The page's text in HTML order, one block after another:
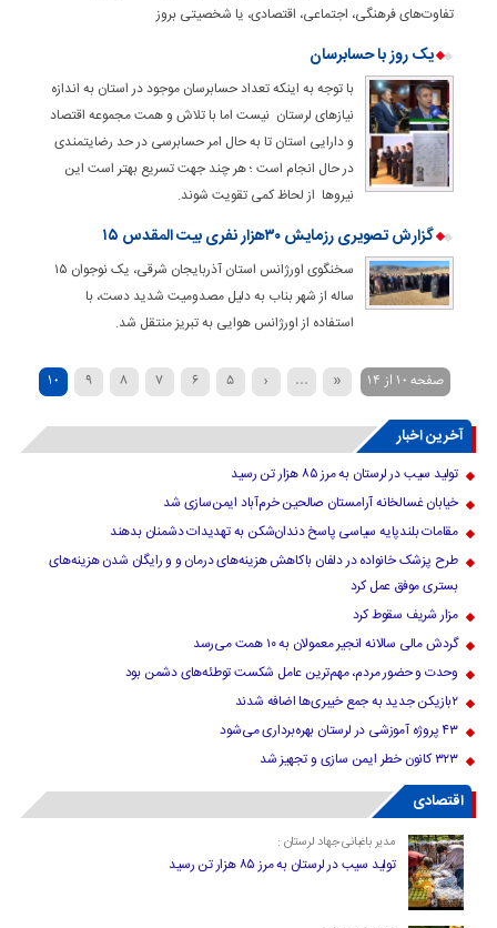
تفاوت‌های فرهنگی، اجتماعی، اقتصادی، یا شخصیتی بروز
یک روز با حسابرسان
با توجه به اینکه تعداد حسابرسان موجود در استان به اندازه
نیازهای لرستان نیست اما با تلاش و همت مجموعه اقتصاد
و دارایی استان تا به حال امر حسابرسی در حد رضایتمندی
در حال انجام است ؛ هر چند جهت تسریع بهتر است این
نیروها از لحاظ کمی تقویت شوند.
گزارش تصویری رزمایش ۳۰هزار نفری بیت المقدس ۱۵
سخنگوی اورژانس استان آذربایجان شرقی، یک نوجوان ۱۵
ساله از شهر بناب به دلیل مصدومیت شدید دست، با
استفاده از اورژانس هوایی به تبریز منتقل شد.
صفحه ۱۰ از ۱۴ «
...
‹ ۵ ۶ ۷ ۸ ۹
۱۰
۱۱
۱۲ ۱۳ ۱۴ › آخرین اخبار
تولید سیب در لرستان به مرز ۸۵ هزار تن رسید
خیابان غسالخانه آرامستان صالحین خرم‌آباد ایمن‌سازی شد
مقامات بلندپایه سیاسی پاسخ دندان‌شکن به تهدیدات دشمنان بدهند
طرح پزشک خانواده در دلفان باکاهش هزینه‌های درمان و و رایگان شدن هزینه‌های
بستری موفق عمل کرد
مزار شریف سقوط کرد
گردش مالی سالانه انجیر معمولان به ۱۰ همت می‌رسد
وحدت و حضور مردم، مهم‌ترین عامل شکست توطئه‌های دشمن بود
۲بازیکن جدید به جمع خیبری‌ها اضافه شدند
۴۳ پروژه آموزشی در لرستان بهره‌برداری می‌شود
۳۲۳ کانون خطر ایمن سازی و تجهیز شد
اقتصادی
مدیر باغبانی جهاد لرستان :
تولید سیب در لرستان به مرز ۸۵ هزار تن رسید